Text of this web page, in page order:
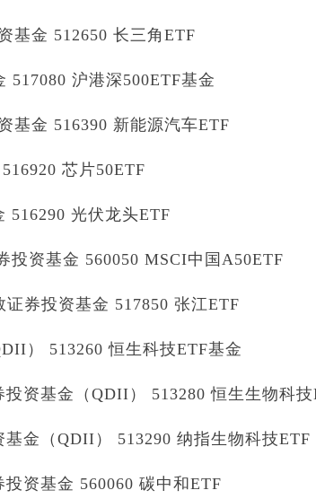
基金 512650 长三角ETF
517080 沪港深500ETF基金
基金 516390 新能源汽车ETF
芯片50ETF
516290 光伏龙头ETF
投资基金 560050 MSCI中国A50ETF
券投资基金 517850 张江ETF
） 513260 恒生科技ETF基金
资基金（QDII） 513280 恒生生物科
金（QDII） 513290 纳指生物科技ETF
资基金 560060 碳中和ETF